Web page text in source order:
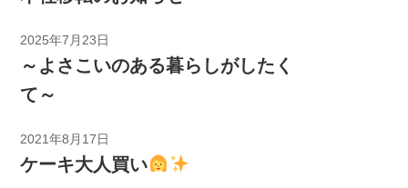
2025年7月23日
～よさこいのある暮らしがしたく
て～
2021年8月17日
ケーキ大人買い